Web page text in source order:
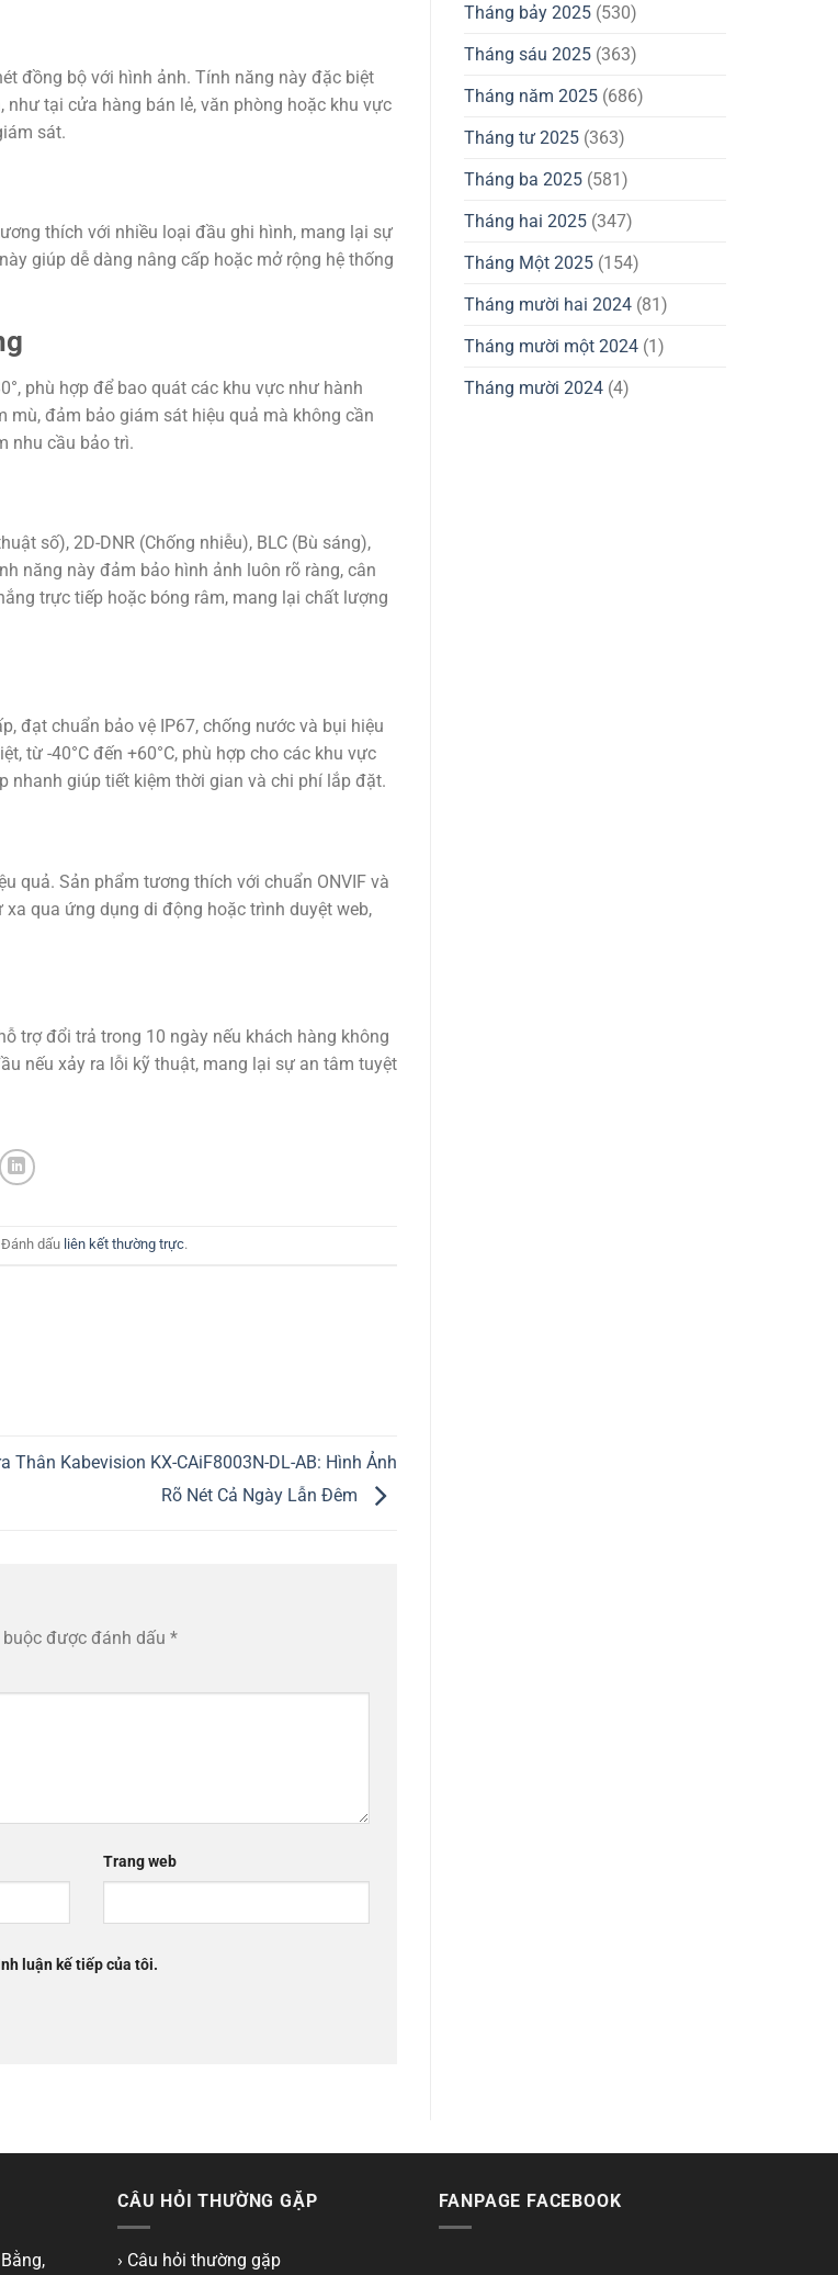
đồng bộ với hình ảnh. Tính năng này đặc biệt
tại cửa hàng bán lẻ, văn phòng hoặc khu vực
sát.
thích với nhiều loại đầu ghi hình, mang lại sự
giúp dễ dàng nâng cấp hoặc mở rộng hệ thống
phù hợp để bao quát các khu vực như hành
mù, đảm bảo giám sát hiệu quả mà không cần
nhu cầu bảo trì.
số), 2D-DNR (Chống nhiễu), BLC (Bù sáng),
năng này đảm bảo hình ảnh luôn rõ ràng, cân
trực tiếp hoặc bóng râm, mang lại chất lượng
đạt chuẩn bảo vệ IP67, chống nước và bụi hiệu
từ -40°C đến +60°C, phù hợp cho các khu vực
nhanh giúp tiết kiệm thời gian và chi phí lắp đặt.
quả. Sản phẩm tương thích với chuẩn ONVIF và
xa qua ứng dụng di động hoặc trình duyệt web,
trợ đổi trả trong 10 ngày nếu khách hàng không
nếu xảy ra lỗi kỹ thuật, mang lại sự an tâm tuyệt
dấu liên kết thường trực.
Thân Kabevision KX-CAiF8003N-DL-AB: Hình Ảnh
Rõ Nét Cả Ngày Lẫn Đêm
được đánh dấu *
Trang web
luận kế tiếp của tôi.
Tháng bảy 2025 (530)
Tháng sáu 2025 (363)
Tháng năm 2025 (686)
Tháng tư 2025 (363)
Tháng ba 2025 (581)
Tháng hai 2025 (347)
Tháng Một 2025 (154)
Tháng mười hai 2024 (81)
Tháng mười một 2024 (1)
Tháng mười 2024 (4)
CÂU HỎI THƯỜNG GẶP
› Câu hỏi thường gặp
FANPAGE FACEBOOK